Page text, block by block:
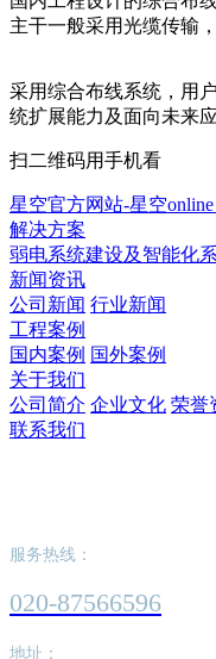
主干一般采用光缆传输
采用综合布线系统，用
统扩展能力及面向未来
扫二维码用手机看
星空官方网站-星空online
解决方案
弱电系统建设及智能化
新闻资讯
公司新闻 行业新闻
工程案例
国内案例 国外案例
关于我们
公司简介 企业文化 荣誉
联系我们
服务热线：
020-87566596
地址：